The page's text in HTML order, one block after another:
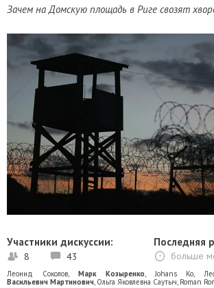
Зачем на Домскую площадь в Риге свозят
Участники дискуссии:
8 43
Последняя
больше
Леонид Соколов, Марк Козыренко,Johans Ko,
Васильевич Мартинович, Ольга Яковлевна Саутыч, Roman